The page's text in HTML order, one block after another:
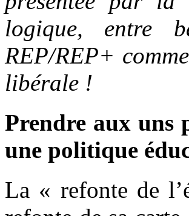
logique, entre
REP/REP+
libérale !
Prendre aux uns
une politique
La « refonte de